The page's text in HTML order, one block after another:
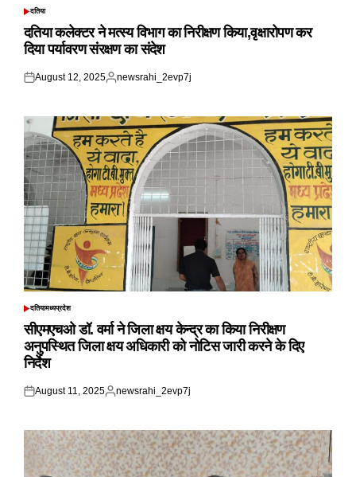
POSTED
दतिया
दतिया कलेक्टर ने मत्स्य विभाग का निरीक्षण किया,वृक्षारोपण कर
दिया पर्यावरण संरक्षण का संदेश
Posted
August 12, 2025
Posted
newsrahi_2evp7j
POSTED
IN
दतियामध्यप्रदेश
सीएमएचओ डॉ. वर्मा ने जिला क्षय केन्द्र का किया निरीक्षण
अनुपस्थित जिला क्षय अधिकारी को नोटिस जारी करने के दिए
निर्देश
Posted
August 11, 2025
Posted
newsrahi_2evp7j